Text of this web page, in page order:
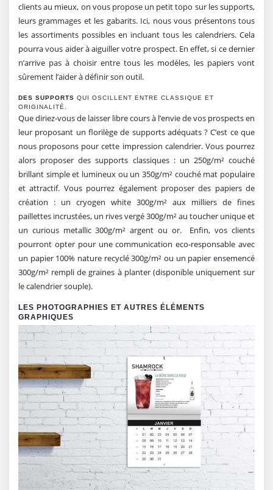
clients au mieux, on vous propose un petit topo sur les supports,
leurs grammages et les gabarits. Ici, nous vous présentons tous
les assortiments possibles en incluant tous les calendriers. Cela
pourra vous aider à aiguiller votre prospect. En effet, si ce dernier
n’arrive pas à choisir entre tous les modèles, les papiers vont
sûrement l’aider à définir son outil.
DES SUPPORTS QUI OSCILLENT ENTRE CLASSIQUE ET
ORIGINALITÉ.
Que diriez-vous de laisser libre cours à l’envie de vos prospects en
leur proposant un florilège de supports adéquats ? C’est ce que
nous proposons pour cette impression calendrier. Vous pourrez
alors proposer des supports classiques : un 250g/m² couché
brillant simple et lumineux ou un 350g/m² couché mat populaire
et attractif. Vous pourrez également proposer des papiers de
création : un cryogen white 300g/m² aux milliers de fines
paillettes incrustées, un rives vergé 300g/m² au toucher unique et
un curious metallic 300g/m² argent ou or. Enfin, vos clients
pourront opter pour une communication eco-responsable avec
un papier 100% nature recyclé 300g/m² ou un papier ensemencé
300g/m² rempli de graines à planter (disponible uniquement sur
le calendrier souple).
LES PHOTOGRAPHIES ET AUTRES ÉLÉMENTS
GRAPHIQUES